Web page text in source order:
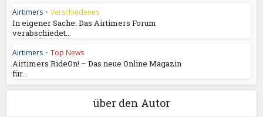
Airtimers • Verschiedenes
In eigener Sache: Das Airtimers Forum
verabschiedet...
Airtimers • Top News
Airtimers RideOn! – Das neue Online Magazin
für...
über den Autor